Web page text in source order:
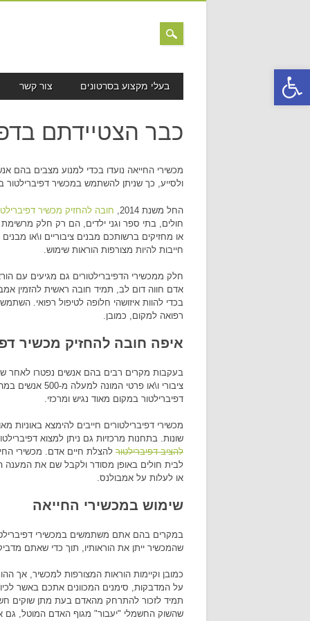
פתח סרגל נגישות MAIN MENU
בעלי מקצוע בסרטונים צור קשר
כבר הצטיידתם
מכשירי החייאה נועדו בכדי למנוע מצבים בהם
ולסייע, כך שניתן להשתמש במכשיר דפיברילטור
החל משנת 2014, חובה להחזיק מכשיר
חולים, בתי ספר וגני ילדים, הם רק חלק
או מחזיקים ברשותכם מבנים ציבוריים ו\או
חייבות להיות מצורפות הוראות שימוש.
חלק ממכשירי הדפיברילטורים גם מגיעים עם
אדם חווה דום לב, תמיד חובה ראשית להזמין
בכדי להוות איזושהי חלופה לטיפול רפואי.
רפואה למקום, כמובן.
איפה חובה להחזיק מכשיר
בעקבות מקרים רבים בהם אנשים נפטרו לאחר
ציבורי ו\או
דפיברילטור במקום מאוד נגיש ומרכזי.
שונות. בתחנות מרכזיות גם ניתן למצוא
להציב דפיברילטור להצלת חיים אדם. מכשירי
לבית חולים באופן מסודר ולקבל שם את המענה
או לעלות על אמבולנס.
שימוש במכשירי החייאה
במקרים בהם אתם משתמשים במכשירי
שהמכשיר ייתן את הוראותיו, תוך כדי שאתם
כמובן וקיימות הוראות המצורפות למכשיר, אך
על המדבקות, סימנים המכוונים אתכם באשר
תמיד לזכור להתרחק מהאדם בעת מתן שוקים
שהשוק החשמלי "יעבור" מגוף האדם המוטל, גם